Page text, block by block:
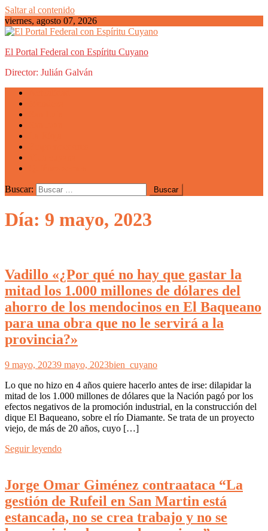
Saltar al contenido
viernes, agosto 07, 2026
El Portal Federal con Espíritu Cuyano
Director: Julián Galván
Buscar:
Día: 9 mayo, 2023
Vadillo «¿Por qué no hay que gastar la
mitad los 1.000 millones de dólares del
ahorro de los mendocinos en El Baqueano
para una obra que no le servirá a la
provincia?»
9 mayo, 20239 mayo, 2023bien_cuyano
Lo que no hizo en 4 años quiere hacerlo antes de irse: dilapidar la
mitad de los 1.000 millones de dólares que la Nación pagó por los
efectos negativos de la promoción industrial, en la construcción del
dique El Baqueano, sobre el río Diamante. Se trata de un proyecto
viejo, de más de 20 años, cuyo […]
Seguir leyendo
Jorge Omar Giménez contraataca “La
gestión de Rufeil en San Martin está
estancada, no se crea trabajo y no se